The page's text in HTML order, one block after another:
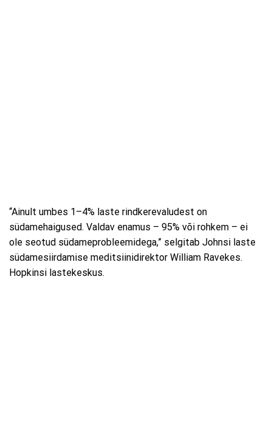
“Ainult umbes 1–4% laste rindkerevaludest on
südamehaigused. Valdav enamus – 95% või rohkem – ei
ole seotud südameprobleemidega,” selgitab Johnsi laste
südamesiirdamise meditsiinidirektor William Ravekes.
Hopkinsi lastekeskus.